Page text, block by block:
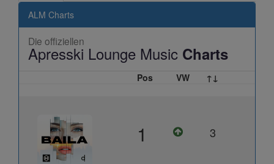
ALM Charts
Die offiziellen
Apresski Lounge Music Charts
Pos VW ↑↓
1 3